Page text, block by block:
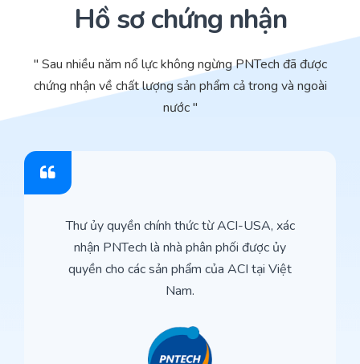
Hồ sơ chứng nhận
" Sau nhiều năm nổ lực không ngừng PNTech đã được
chứng nhận về chất lượng sản phẩm cả trong và ngoài
nước "
Thư ủy quyền chính thức từ ACI-USA, xác
nhận PNTech là nhà phân phối được ủy
quyền cho các sản phẩm của ACI tại Việt
Nam.